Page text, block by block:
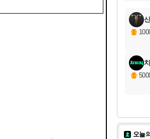
당첨되
당첨되
당첨되
에디션
당첨되
당첨되
당첨되
당첨되
오늘